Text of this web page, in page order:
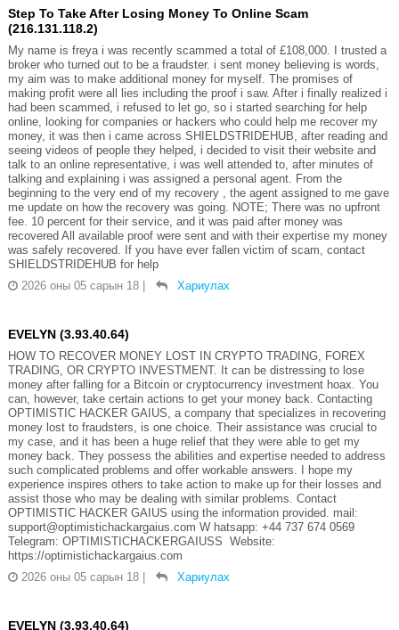
Step To Take After Losing Money To Online Scam
(216.131.118.2)
My name is freya i was recently scammed a total of £108,000. I trusted a
broker who turned out to be a fraudster. i sent money believing is words,
my aim was to make additional money for myself. The promises of
making profit were all lies including the proof i saw. After i finally realized i
had been scammed, i refused to let go, so i started searching for help
online, looking for companies or hackers who could help me recover my
money, it was then i came across SHIELDSTRIDEHUB, after reading and
seeing videos of people they helped, i decided to visit their website and
talk to an online representative, i was well attended to, after minutes of
talking and explaining i was assigned a personal agent. From the
beginning to the very end of my recovery , the agent assigned to me gave
me update on how the recovery was going. NOTE; There was no upfront
fee. 10 percent for their service, and it was paid after money was
recovered All available proof were sent and with their expertise my money
was safely recovered. If you have ever fallen victim of scam, contact
SHIELDSTRIDEHUB for help
2026 оны 05 сарын 18
Хариулах
EVELYN (3.93.40.64)
HOW TO RECOVER MONEY LOST IN CRYPTO TRADING, FOREX
TRADING, OR CRYPTO INVESTMENT. It can be distressing to lose
money after falling for a Bitcoin or cryptocurrency investment hoax. You
can, however, take certain actions to get your money back. Contacting
OPTIMISTIC HACKER GAIUS, a company that specializes in recovering
money lost to fraudsters, is one choice. Their assistance was crucial to
my case, and it has been a huge relief that they were able to get my
money back. They possess the abilities and expertise needed to address
such complicated problems and offer workable answers. I hope my
experience inspires others to take action to make up for their losses and
assist those who may be dealing with similar problems. Contact
OPTIMISTIC HACKER GAIUS using the information provided. mail:
support@optimistichackargaius.com W hatsapp: +44 737 674 0569
Telegram: OPTIMISTICHACKERGAIUSS Website:
https://optimistichackargaius.com
2026 оны 05 сарын 18
Хариулах
EVELYN (3.93.40.64)